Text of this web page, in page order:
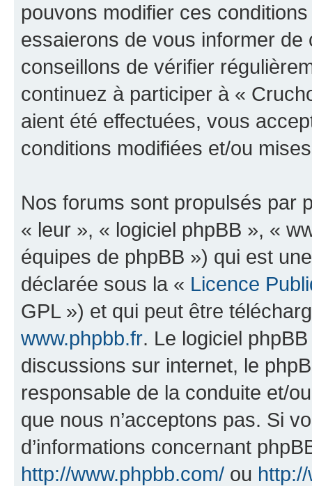
pouvons modifier ces
essaierons de vous informer
conseillons de vérifier
continuez à participer à «
aient été effectuées, vous
conditions modifiées et/ou
Nos forums sont propulsés par
« leur », « logiciel phpBB », «
équipes de phpBB ») qui est
déclarée sous la « Licence
GPL ») et qui peut être
www.phpbb.fr. Le logiciel
discussions sur internet, le
responsable de la conduite et/
que nous n’acceptons pas. Si
d’informations concernant
http://www.phpbb.com/ ou